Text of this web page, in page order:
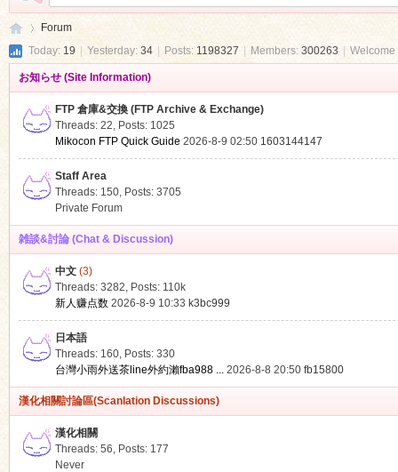
Forum
Today: 19 Yesterday: 34 Posts: 1198327 Members: 300263
お知らせ (Site Information)
FTP 倉庫&交換 (FTP Archive & Exchange)
Threads: 22, Posts: 1025
Mikocon FTP Quick Guide 2026-8-9 02:50 1603144147
Staff Area
Threads: 150, Posts: 3705
Private Forum
雑談&討論 (Chat & Discussion)
中文(3)
Threads: 3282, Posts: 110k
新人赚点数 2026-8-9 10:33 k3bc999
日本語
Threads: 160, Posts: 330
台灣小雨外送茶line外約瀨fba988 ... 2026-8-8 20:50 fb15800
漢化相關討論區(Scanlation Discussions)
漢化相關
Threads: 56, Posts: 177
Never